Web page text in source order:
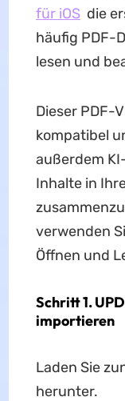
für iOSdie
häufig PDF-
lesen und
Dieser PDF-
kompatibel
außerdem
Inhalte in
verwenden
Öffnen und
Schritt 1.
importieren
Laden Sie
herunter.